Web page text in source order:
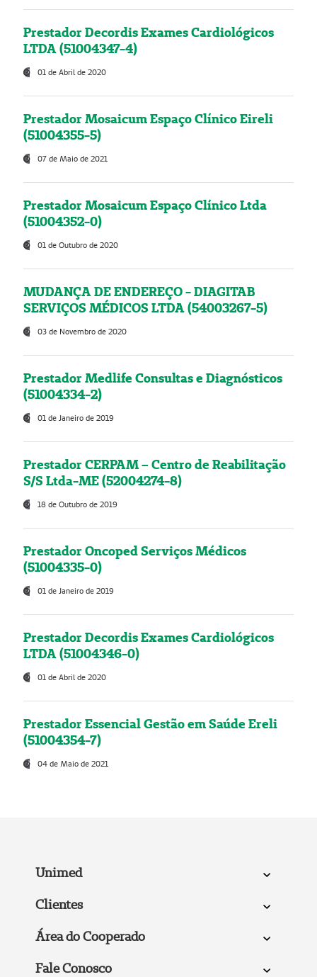
Prestador Decordis Exames Cardiológicos
LTDA (51004347-4)
01 de Abril de 2020
Prestador Mosaicum Espaço Clínico Eireli
(51004355-5)
07 de Maio de 2021
Prestador Mosaicum Espaço Clínico Ltda
(51004352-0)
01 de Outubro de 2020
MUDANÇA DE ENDEREÇO - DIAGITAB
SERVIÇOS MÉDICOS LTDA (54003267-5)
03 de Novembro de 2020
Prestador Medlife Consultas e Diagnósticos
(51004334-2)
01 de Janeiro de 2019
Prestador CERPAM – Centro de Reabilitação
S/S Ltda-ME (52004274-8)
18 de Outubro de 2019
Prestador Oncoped Serviços Médicos
(51004335-0)
01 de Janeiro de 2019
Prestador Decordis Exames Cardiológicos
LTDA (51004346-0)
01 de Abril de 2020
Prestador Essencial Gestão em Saúde Ereli
(51004354-7)
04 de Maio de 2021
Unimed
Clientes
Área do Cooperado
Fale Conosco